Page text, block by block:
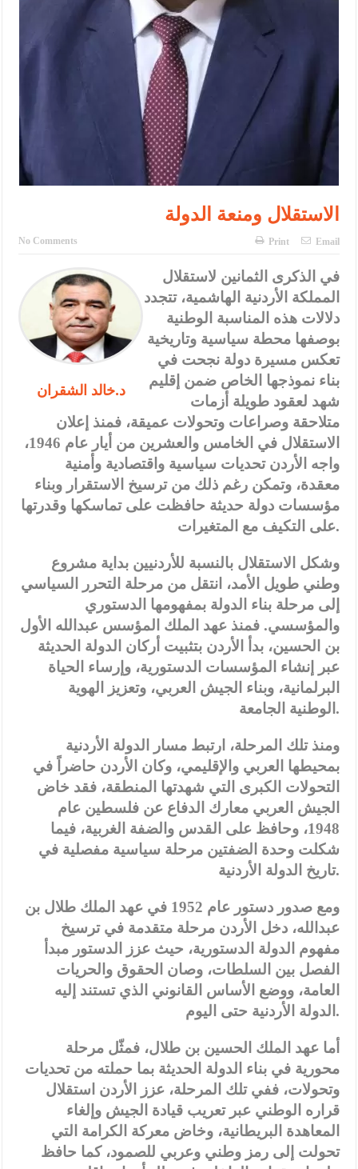
عارف بيك فريحات.. مبارك وبكم تزهو المناصب
الاستقلال ومنعة الدولة
No Comments Print Email
د.خالد الشقران
في الذكرى الثمانين لاستقلال
المملكة الأردنية الهاشمية، تتجدد
دلالات هذه المناسبة الوطنية
بوصفها محطة سياسية وتاريخية
تعكس مسيرة دولة نجحت في
بناء نموذجها الخاص ضمن إقليم
شهد لعقود طويلة أزمات
متلاحقة وصراعات وتحولات عميقة، فمنذ إعلان
الاستقلال في الخامس والعشرين من أيار عام 1946،
واجه الأردن تحديات سياسية واقتصادية وأمنية
معقدة، وتمكن رغم ذلك من ترسيخ الاستقرار وبناء
مؤسسات دولة حديثة حافظت على تماسكها وقدرتها
على التكيف مع المتغيرات.
وشكل الاستقلال بالنسبة للأردنيين بداية مشروع
وطني طويل الأمد، انتقل من مرحلة التحرر السياسي
إلى مرحلة بناء الدولة بمفهومها الدستوري
والمؤسسي. فمنذ عهد الملك المؤسس عبدالله الأول
بن الحسين، بدأ الأردن بتثبيت أركان الدولة الحديثة
عبر إنشاء المؤسسات الدستورية، وإرساء الحياة
البرلمانية، وبناء الجيش العربي، وتعزيز الهوية
الوطنية الجامعة .
ومنذ تلك المرحلة، ارتبط مسار الدولة الأردنية
بمحيطها العربي والإقليمي، وكان الأردن حاضراً في
التحولات الكبرى التي شهدتها المنطقة، فقد خاض
الجيش العربي معارك الدفاع عن فلسطين عام
1948، وحافظ على القدس والضفة الغربية، فيما
شكلت وحدة الضفتين مرحلة سياسية مفصلية في
تاريخ الدولة الأردنية.
ومع صدور دستور عام 1952 في عهد الملك طلال بن
عبدالله، دخل الأردن مرحلة متقدمة في ترسيخ
مفهوم الدولة الدستورية، حيث عزز الدستور مبدأ
الفصل بين السلطات، وصان الحقوق والحريات
العامة، ووضع الأساس القانوني الذي تستند إليه
الدولة الأردنية حتى اليوم .
أما عهد الملك الحسين بن طلال، فمثّل مرحلة
محورية في بناء الدولة الحديثة بما حملته من تحديات
وتحولات، ففي تلك المرحلة، عزز الأردن استقلال
قراره الوطني عبر تعريب قيادة الجيش وإلغاء
المعاهدة البريطانية، وخاض معركة الكرامة التي
تحولت إلى رمز وطني وعربي للصمود، كما حافظ